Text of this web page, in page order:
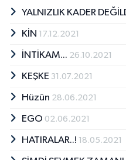
YALNIZLIK KADER
KİN 17.12.2021
İNTİKAM... 26.10.2021
KEŞKE 31.07.2021
Hüzün 28.06.2021
EGO 02.06.2021
HATIRALAR..! 18.05.2021